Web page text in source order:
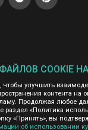
AvizInfo.uz не несет
наших
сайтов на
COOKIE НА
улучшить
контента на
Продолжая любое
раздел «Политика
«Принять», вы
об использовании